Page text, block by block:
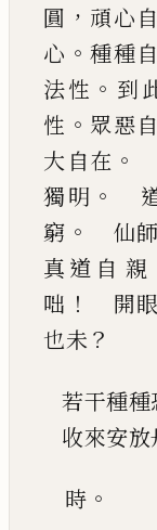
圓 ， 頑心
心 。 種種
法性 。 到
性 。 眾惡自
大自在 。
獨明 。
窮 。 仙
真道自 親
咄 ！ 開
也未 ？
若干種種
收來安放
時 。